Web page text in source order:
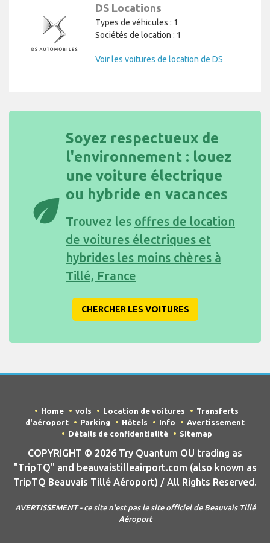
DS Locations
Types de véhicules : 1
Sociétés de location : 1
Voir les voitures de location de DS
eco
Soyez respectueux de
l'environnement : louez
une voiture électrique
ou hybride en vacances
Trouvez les offres de location
de voitures électriques et
hybrides les moins chères à
Tillé, France
CHERCHER LES VOITURES
Home vols Location de voitures
Transferts
d'aéroport
Parking Hôtels Info
Avertissement
Détails de confidentialité
Sitemap
COPYRIGHT © 2026 Try Quantum OU trading as
"TripTQ" and beauvaistilleairport.com (also known as
TripTQ Beauvais Tillé Aéroport) / All Rights Reserved.
AVERTISSEMENT - ce site n'est pas le site officiel de Beauvais Tillé
Aéroport